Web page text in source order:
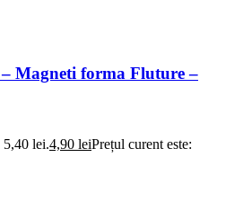
Magneti forma Fluture –
lei.4,90 leiPrețul curent este: